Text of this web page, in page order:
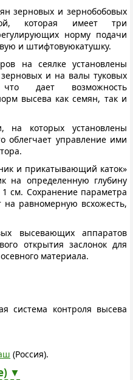
зерновых и зернобобовых
которая имеет три
норму подачи
и штифтовуюкатушку.
на сеялке установлены
и на валы туковых
дает возможность
высева как семян, так и
на которых установлены
облегчает управление ими
и прикатывающий каток»
на определенную глубину
см. Сохранение параметра
на равномерную всхожесть,
высевающих аппаратов
открытия заслонок для
материала.
система контроля высева
(Россия).
▼